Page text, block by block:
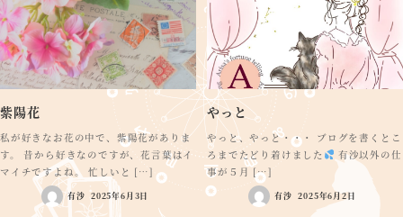
紫陽花
私が好きなお花の中で、紫陽花がありま
す。 昔から好きなのですが、花言葉はイ
マイチですよね。 忙しいと […]
有沙 2025年6月3日
やっと
やっと、やっと・・・ ブログを書くとこ
ろまでたどり着けました
有沙以外の仕
事が５月 […]
有沙 2025年6月2日